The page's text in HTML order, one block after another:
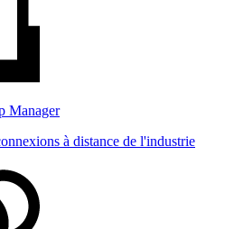
Manager
à distance de l'industrie